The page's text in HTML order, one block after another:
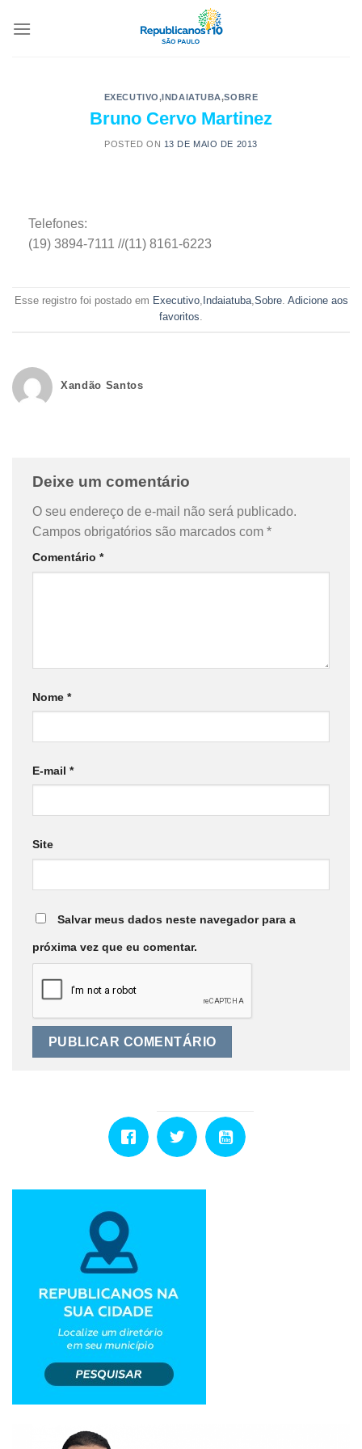
EXECUTIVO,INDAIATUBA,SOBRE
Bruno Cervo Martinez
POSTED ON 13 DE MAIO DE 2013
Telefones:
(19) 3894-7111 //(11) 8161-6223
Esse registro foi postado em Executivo, Indaiatuba, Sobre. Adicione aos
favoritos
Xandão Santos
Deixe um comentário
O seu endereço de e-mail não será publicado.
Campos obrigatórios são marcados com *
Comentário *
Nome *
E-mail *
Site
Salvar meus dados neste navegador para a
próxima vez que eu comentar.